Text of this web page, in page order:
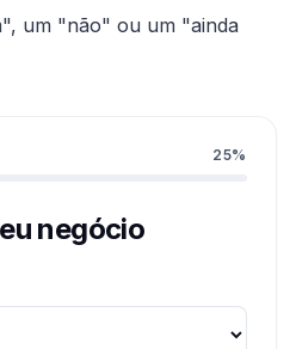
um "não" ou um "ainda
25%
negócio